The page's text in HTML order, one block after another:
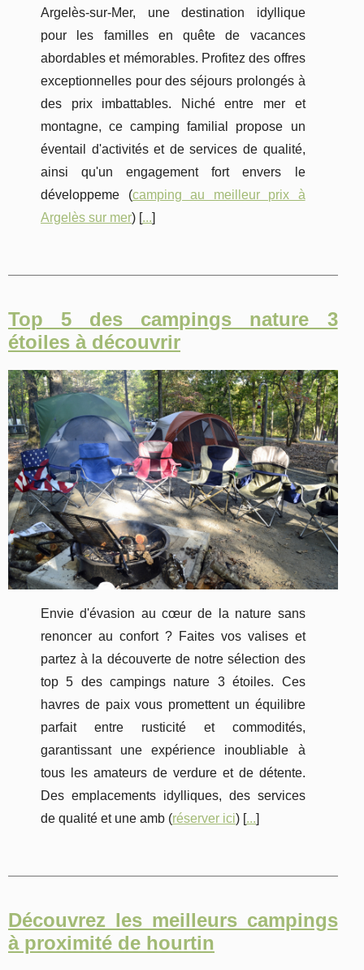
Argelès-sur-Mer, une destination idyllique
pour les familles en quête de vacances
abordables et mémorables. Profitez des offres
exceptionnelles pour des séjours prolongés à
des prix imbattables. Niché entre mer et
montagne, ce camping familial propose un
éventail d'activités et de services de qualité,
ainsi qu'un engagement fort envers le
développeme (camping au meilleur prix à
Argelès sur mer) [...]
Top 5 des campings nature 3
étoiles à découvrir
Envie d'évasion au cœur de la nature sans
renoncer au confort ? Faites vos valises et
partez à la découverte de notre sélection des
top 5 des campings nature 3 étoiles. Ces
havres de paix vous promettent un équilibre
parfait entre rusticité et commodités,
garantissant une expérience inoubliable à
tous les amateurs de verdure et de détente.
Des emplacements idylliques, des services
de qualité et une amb (réserver ici) [...]
Découvrez les meilleurs campings
à proximité de hourtin